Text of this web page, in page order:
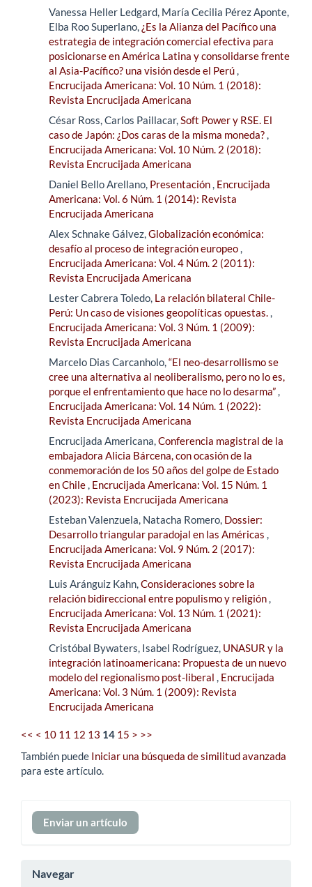
Vanessa Heller Ledgard, María Cecilia Pérez Aponte,
Elba Roo Superlano, ¿Es la Alianza del Pacífico una
estrategia de integración comercial efectiva para
posicionarse en América Latina y consolidarse frente
al Asia-Pacífico? una visión desde el Perú,
Encrucijada Americana: Vol. 10 Núm. 1 (2018):
Revista Encrucijada Americana
César Ross, Carlos Paillacar,Soft Power y RSE. El
caso de Japón: ¿Dos caras de la misma moneda?,
Encrucijada Americana: Vol. 10 Núm. 2 (2018):
Revista Encrucijada Americana
Daniel Bello Arellano, Presentación, Encrucijada
Americana: Vol. 6 Núm. 1 (2014): Revista
Encrucijada Americana
Alex Schnake Gálvez,Globalización económica:
desafío al proceso de integración europeo,
Encrucijada Americana: Vol. 4 Núm. 2 (2011):
Revista Encrucijada Americana
Lester Cabrera Toledo, La relación bilateral Chile-
Perú: Un caso de visiones geopolíticas opuestas.,
Encrucijada Americana: Vol. 3 Núm. 1 (2009):
Revista Encrucijada Americana
Marcelo Dias Carcanholo,“El neo-desarrollismo se
cree una alternativa al neoliberalismo, pero no lo es,
porque el enfrentamiento que hace no lo desarma”,
Encrucijada Americana: Vol. 14 Núm. 1 (2022):
Revista Encrucijada Americana
Encrucijada Americana,Conferencia magistral de la
embajadora Alicia Bárcena, con ocasión de la
conmemoración de los 50 años del golpe de Estado
en Chile, Encrucijada Americana: Vol. 15 Núm. 1
(2023): Revista Encrucijada Americana
Esteban Valenzuela, Natacha Romero, Dossier:
Desarrollo triangular paradojal en las Américas ,
Encrucijada Americana: Vol. 9 Núm. 2 (2017):
Revista Encrucijada Americana
Luis Aránguiz Kahn,Consideraciones sobre la
relación bidireccional entre populismo y religión,
Encrucijada Americana: Vol. 13 Núm. 1 (2021):
Revista Encrucijada Americana
Cristóbal Bywaters, Isabel Rodríguez, UNASUR y la
integración latinoamericana: Propuesta de un nuevo
modelo del regionalismo post-liberal , Encrucijada
Americana: Vol. 3 Núm. 1 (2009): Revista
Encrucijada Americana
<< < 10 11 12 13 14 15 > >>
También puede Iniciar una búsqueda de similitud avanzada
para este artículo.
Enviar
un
Enviar un artículo
Navegar